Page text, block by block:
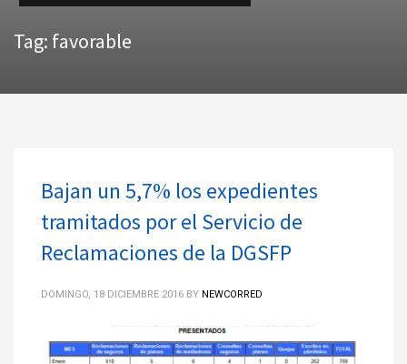
Tag: favorable
Bajan un 5,7% los expedientes
tramitados por el Servicio de
Reclamaciones de la DGSFP
DOMINGO, 18 DICIEMBRE 2016 BY NEWCORRED